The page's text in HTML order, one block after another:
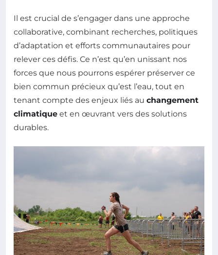
Il est crucial de s’engager dans une approche
collaborative, combinant recherches, politiques
d’adaptation et efforts communautaires pour
relever ces défis. Ce n’est qu’en unissant nos
forces que nous pourrons espérer préserver ce
bien commun précieux qu’est l’eau, tout en
tenant compte des enjeux liés au changement
climatique et en œuvrant vers des solutions
durables.